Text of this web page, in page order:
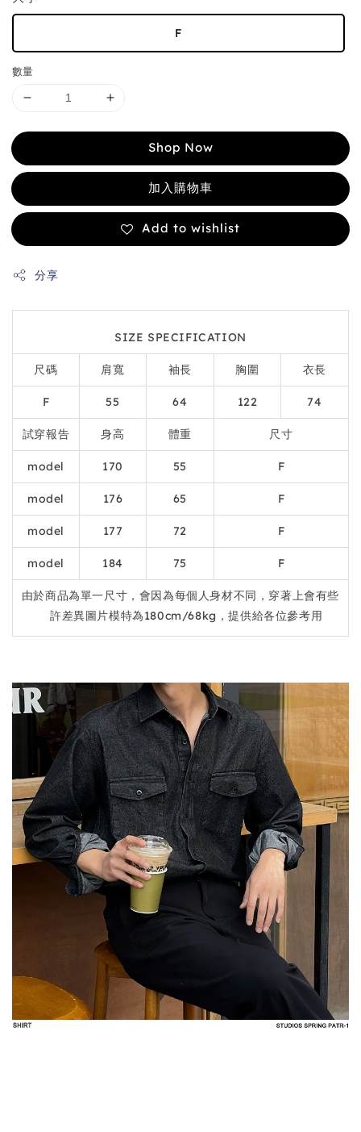
F
數量
Shop Now
加入購物車
Add to wishlist
分享
SIZE SPECIFICATION
尺碼 肩寬 袖長 胸圍 衣長
F 55 64 122 74
試穿報告 身高 體重 尺寸
model 170 55 F
model 176 65 F
model 177 72 F
model 184 75 F
由於商品為單一尺寸，會因為每個人身材不同，穿著上會有些
許差異圖片模特為180cm/68kg，提供給各位參考用